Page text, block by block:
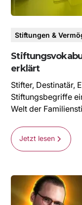
Stiftungen &
erklärt
Stifter, Destinatär,
Stiftungsbegriffe
Welt der
Jetzt lesen